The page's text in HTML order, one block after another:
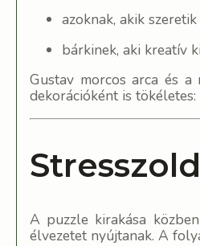
azoknak, akik
bárkinek, aki kreatív
Gustav morcos arca és
dekorációként is
A puzzle kirakása
élvezetet nyújtanak. A